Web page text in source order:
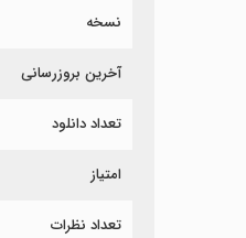
نسخه
آخرین بروزرسانی
تعداد دانلود
امتیاز
تعداد نظرات